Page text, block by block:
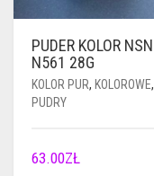
PUDER KOLOR NSN
N561 28G
KOLOR PUR, KOLOROWE,
PUDRY
63.00ZŁ